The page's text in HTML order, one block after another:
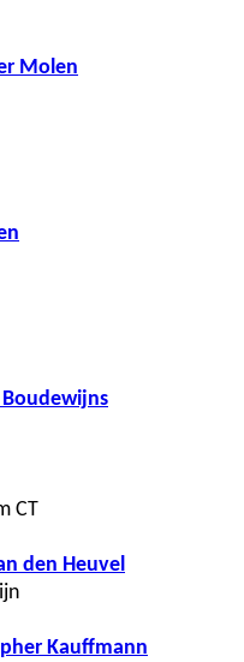
Molen
CT
den Heuvel
Kauffmann